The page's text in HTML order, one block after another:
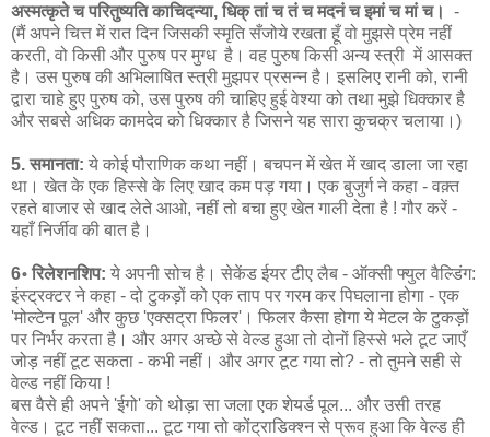
अस्मत्कृते च परितुष्यति काचिदन्या, धिक् तां च तं च मदनं च इमां च मां च। -
(मैं अपने चित्त में रात दिन जिसकी स्मृति सँजोये रखता हूँ वो मुझसे प्रेम नहीं
करती, वो किसी और पुरुष पर मुग्ध है। वह पुरुष किसी अन्य स्त्री में आसक्त
है। उस पुरुष की अभिलाषित स्त्री मुझपर प्रसन्न है। इसलिए रानी को, रानी
द्वारा चाहे हुए पुरुष को, उस पुरुष की चाहिए हुई वेश्या को तथा मुझे धिक्कार है
और सबसे अधिक कामदेव को धिक्कार है जिसने यह सारा कुचक्र चलाया।)
5. समानता: ये कोई पौराणिक कथा नहीं। बचपन में खेत में खाद डाला जा रहा
था। खेत के एक हिस्से के लिए खाद कम पड़ गया। एक बुजुर्ग ने कहा - वक़्त
रहते बाजार से खाद लेते आओ, नहीं तो बचा हुए खेत गाली देता है ! गौर करें -
यहाँ निर्जीव की बात है।
6॰ रिलेशनशिप: ये अपनी सोच है। सेकेंड ईयर टीए लैब - ऑक्सी फ्युल वैल्डिंग:
इंस्ट्रक्टर ने कहा - दो टुकड़ों को एक ताप पर गरम कर पिघलाना होगा - एक
'मोल्टेन पूल' और कुछ 'एक्सट्रा फिलर'। फिलर कैसा होगा ये मेटल के टुकड़ों
पर निर्भर करता है। और अगर अच्छे से वेल्ड हुआ तो दोनों हिस्से भले टूट जाएँ
जोड़ नहीं टूट सकता - कभी नहीं। और अगर टूट गया तो? - तो तुमने सही से
वेल्ड नहीं किया !
बस वैसे ही अपने 'ईगो' को थोड़ा सा जला एक शेयर्ड पूल... और उसी तरह
वेल्ड। टूट नहीं सकता... टूट गया तो कोंट्राडिक्श्न से प्रूव हुआ कि वेल्ड ही